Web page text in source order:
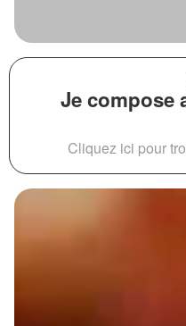
Je compose
Cliquez ici pour